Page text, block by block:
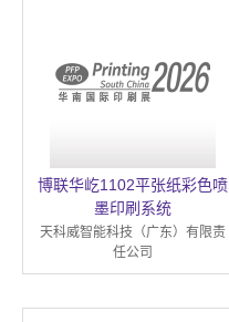
博联华屹1102平张纸彩色喷
墨印刷系统
天科威智能科技（广东）有限责
任公司